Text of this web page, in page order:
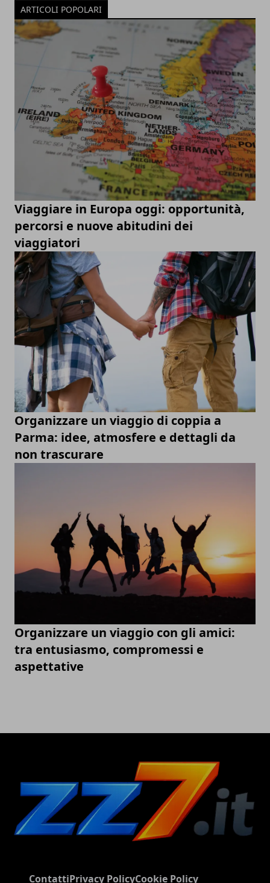
ARTICOLI POPOLARI
Viaggiare in Europa oggi: opportunità,
percorsi e nuove abitudini dei
viaggiatori
Organizzare un viaggio di coppia a
Parma: idee, atmosfere e dettagli da
non trascurare
Organizzare un viaggio con gli amici:
tra entusiasmo, compromessi e
aspettative
ContattiPrivacy PolicyCookie Policy